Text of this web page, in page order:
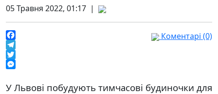
05 Травня 2022, 01:17 |
Facebook
Telegram
Twitter
Коментарі (0)
У Львові побудують тимчасові будиночки для